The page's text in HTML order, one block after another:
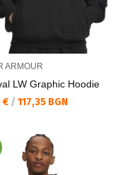
ARMOUR
LW Graphic Hoodie
цена:
€ / 117,35 BGN